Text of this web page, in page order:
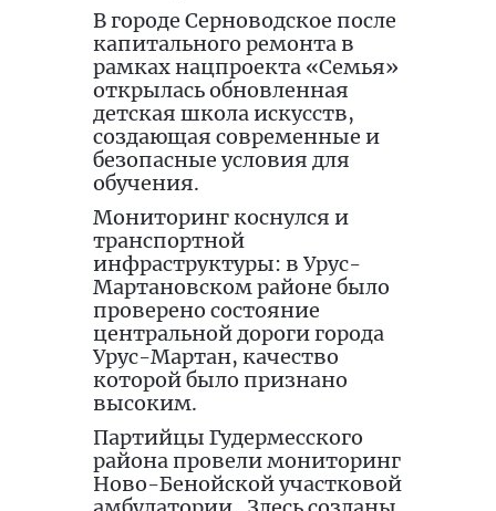
В городе Серноводское после
капитального ремонта в
рамках нацпроекта «Семья»
открылась обновленная
детская школа искусств,
создающая современные и
безопасные условия для
обучения.
Мониторинг коснулся и
транспортной
инфраструктуры: в Урус-
Мартановском районе было
проверено состояние
центральной дороги города
Урус-Мартан, качество
которой было признано
высоким.
Партийцы Гудермесского
района провели мониторинг
Ново-Бенойской участковой